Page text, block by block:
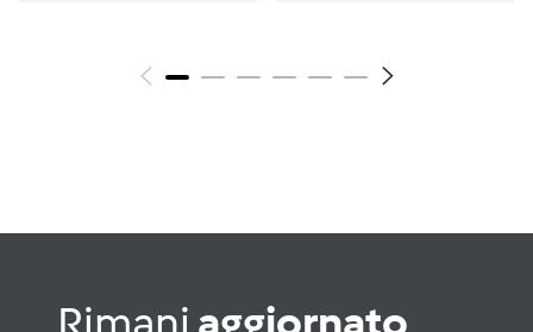
Rimani aggiornato